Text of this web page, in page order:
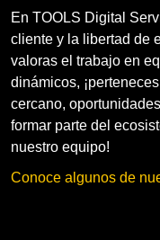
En TOOLS Digital
cliente y la libertad de
valoras el trabajo en
dinámicos,
cercano,
formar parte del
nuestro equipo!
Conoce algunos de